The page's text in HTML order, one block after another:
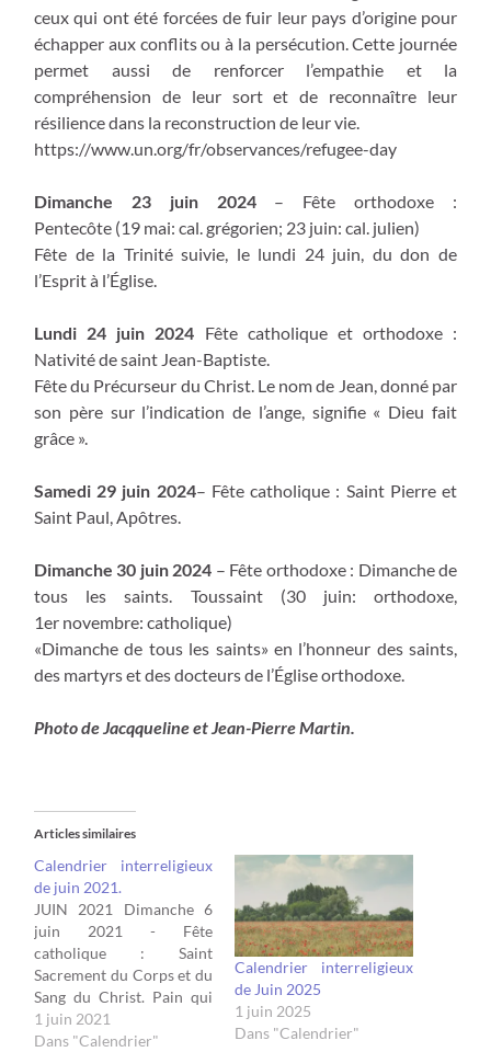
ceux qui ont été forcées de fuir leur pays d’origine pour
échapper aux conflits ou à la persécution. Cette journée
permet aussi de renforcer l’empathie et la
compréhension de leur sort et de reconnaître leur
résilience dans la reconstruction de leur vie.
https://www.un.org/fr/observances/refugee-day
Dimanche 23 juin 2024– Fête orthodoxe :
Pentecôte (19 mai: cal. grégorien; 23 juin: cal. julien)
Fête de la Trinité suivie, le lundi 24 juin, du don de
l’Esprit à l’Église.
Lundi 24 juin 2024 Fête catholique et orthodoxe :
Nativité de saint Jean-Baptiste.
Fête du Précurseur du Christ. Le nom de Jean, donné par
son père sur l’indication de l’ange, signifie « Dieu fait
grâce ».
Samedi 29 juin 2024– Fête catholique : Saint Pierre et
Saint Paul, Apôtres.
Dimanche 30 juin 2024 – Fête orthodoxe : Dimanche de
tous les saints. Toussaint (30 juin: orthodoxe,
1er novembre: catholique)
«Dimanche de tous les saints» en l’honneur des saints,
des martyrs et des docteurs de l’Église orthodoxe.
Photo de Jacqqueline et Jean-Pierre Martin.
Articles similaires
Calendrier interreligieux
de juin 2021.
JUIN 2021 Dimanche 6
juin 2021 - Fête
catholique : Saint
Sacrement du Corps et du
Sang du Christ. Pain qui
est la rencontre d'une
personne vivante. Signe de
1 juin 2021
Dans "Calendrier"
Calendrier interreligieux
de Juin 2025
1 juin 2025
Dans "Calendrier"